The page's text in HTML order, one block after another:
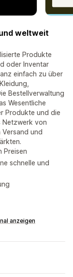
weltweit
Produkte
oder Inventar
einfach zu über
Bestellverwaltung
Wesentliche
Produkte und die
Netzwerk von
und
Preisen
schnelle und
anzeigen